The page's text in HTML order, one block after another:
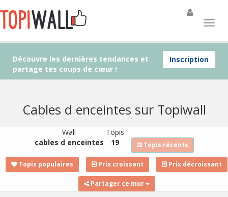
Inscription
Découvre les dernières tendances et
partage tes coups de cœur !
Cables d enceintes sur Topiwall
Wall
cables d enceintes
Topis
19
Topis récents
Topis populaires Prix croissant Prix décroissant
Partager ce mur